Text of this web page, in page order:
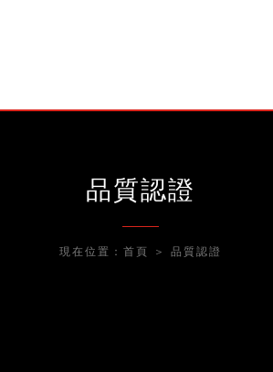
品質認證
現在位置： 首頁 ＞ 品質認證